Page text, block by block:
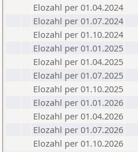
Elozahl per 01.04.2024
Elozahl per 01.07.2024
Elozahl per 01.10.2024
Elozahl per 01.01.2025
Elozahl per 01.04.2025
Elozahl per 01.07.2025
Elozahl per 01.10.2025
Elozahl per 01.01.2026
Elozahl per 01.04.2026
Elozahl per 01.07.2026
Elozahl per 01.10.2026